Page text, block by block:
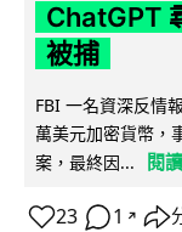
ChatGPT
被捕
FBI 一名資深反情
萬美元加密貨幣，
案，最終因...
閱
23 1 ↗